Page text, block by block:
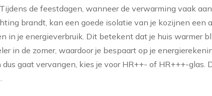
de feestdagen, wanneer de verwarming vaak
brandt, kan een goede isolatie van je kozijnen een
in je energieverbruik. Dit betekent dat je huis warmer
in de zomer, waardoor je bespaart op je
gaat vervangen, kies je voor HR++- of HR+++-glas.